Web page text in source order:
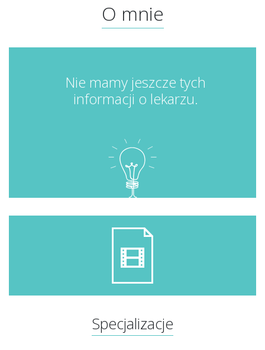
O mnie
Nie mamy jeszcze tych
informacji o lekarzu.
Specjalizacje